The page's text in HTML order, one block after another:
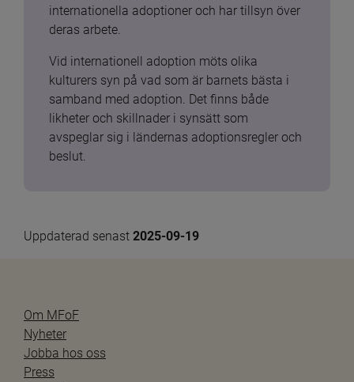
internationella adoptioner och har tillsyn över
deras arbete.
Vid internationell adoption möts olika
kulturers syn på vad som är barnets bästa i
samband med adoption. Det finns både
likheter och skillnader i synsätt som
avspeglar sig i ländernas adoptionsregler och
beslut.
Uppdaterad senast 2025-09-19
Om MFoF
Nyheter
Jobba hos oss
Press